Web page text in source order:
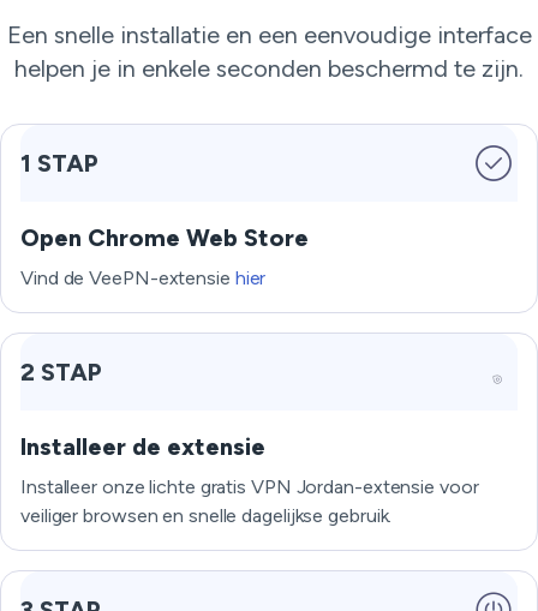
Een snelle installatie en een eenvoudige interface
helpen je in enkele seconden beschermd te zijn.
1 STAP
Open Chrome Web Store
Vind de VeePN-extensie hier
2 STAP
Installeer de extensie
Installeer onze lichte gratis VPN Jordan-extensie voor
veiliger browsen en snelle dagelijkse gebruik.